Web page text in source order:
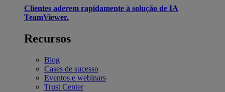
Clientes aderem rapidamente à solução de IA
TeamViewer.
Recursos
Blog
Cases de sucesso
Eventos e webinars
Trust Center